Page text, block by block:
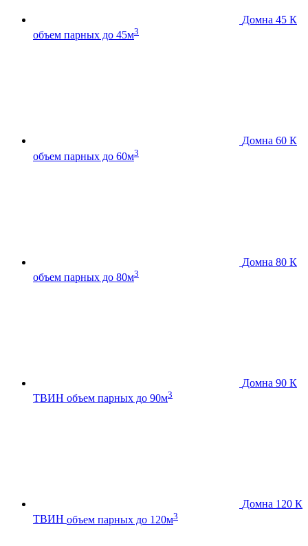
Домна 45 К
объем парных до 45м3
Домна 60 К
объем парных до 60м3
Домна 80 К
объем парных до 80м3
Домна 90 К
ТВИН объем парных до 90м3
Домна 120 К
ТВИН объем парных до 120м3